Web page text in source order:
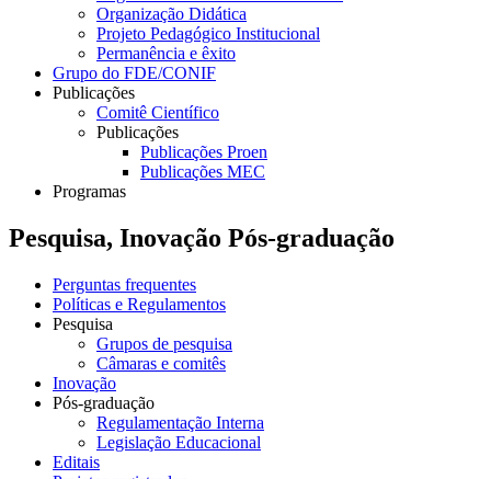
Organização Didática
Projeto Pedagógico Institucional
Permanência e êxito
Grupo do FDE/CONIF
Publicações
Comitê Científico
Publicações
Publicações Proen
Publicações MEC
Programas
Pesquisa, Inovação Pós-graduação
Perguntas frequentes
Políticas e Regulamentos
Pesquisa
Grupos de pesquisa
Câmaras e comitês
Inovação
Pós-graduação
Regulamentação Interna
Legislação Educacional
Editais